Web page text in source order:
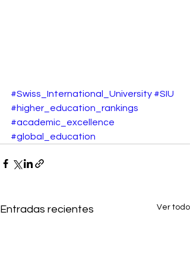
#Swiss_International_University #SIU
#higher_education_rankings
#academic_excellence
#global_education
Entradas recientes Ver todo